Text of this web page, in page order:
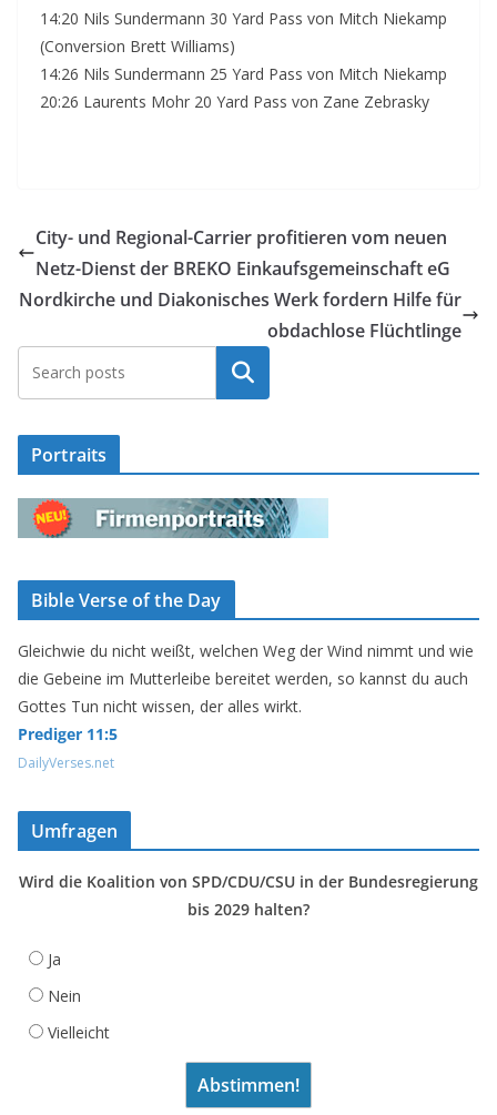
14:20 Nils Sundermann 30 Yard Pass von Mitch Niekamp
(Conversion Brett Williams)
14:26 Nils Sundermann 25 Yard Pass von Mitch Niekamp
20:26 Laurents Mohr 20 Yard Pass von Zane Zebrasky
City- und Regional-Carrier profitieren vom neuen
Netz-Dienst der BREKO Einkaufsgemeinschaft eG
Nordkirche und Diakonisches Werk fordern Hilfe für
obdachlose Flüchtlinge
Suchen
Portraits
Bible Verse of the Day
Gleichwie du nicht weißt, welchen Weg der Wind nimmt und wie
die Gebeine im Mutterleibe bereitet werden, so kannst du auch
Gottes Tun nicht wissen, der alles wirkt.
Prediger 11:5
DailyVerses.net
Umfragen
Wird die Koalition von SPD/CDU/CSU in der Bundesregierung
bis 2029 halten?
Ja
Nein
Vielleicht